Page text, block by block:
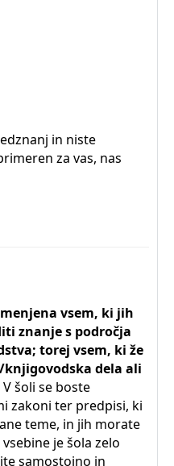
in niste
za vas, nas
vsem, ki jih
znanje s področja
torej vsem, ki že
dela ali
V šoli se boste
zakoni ter predpisi, ki
teme, in jih morate
je šola zelo
samostojno in